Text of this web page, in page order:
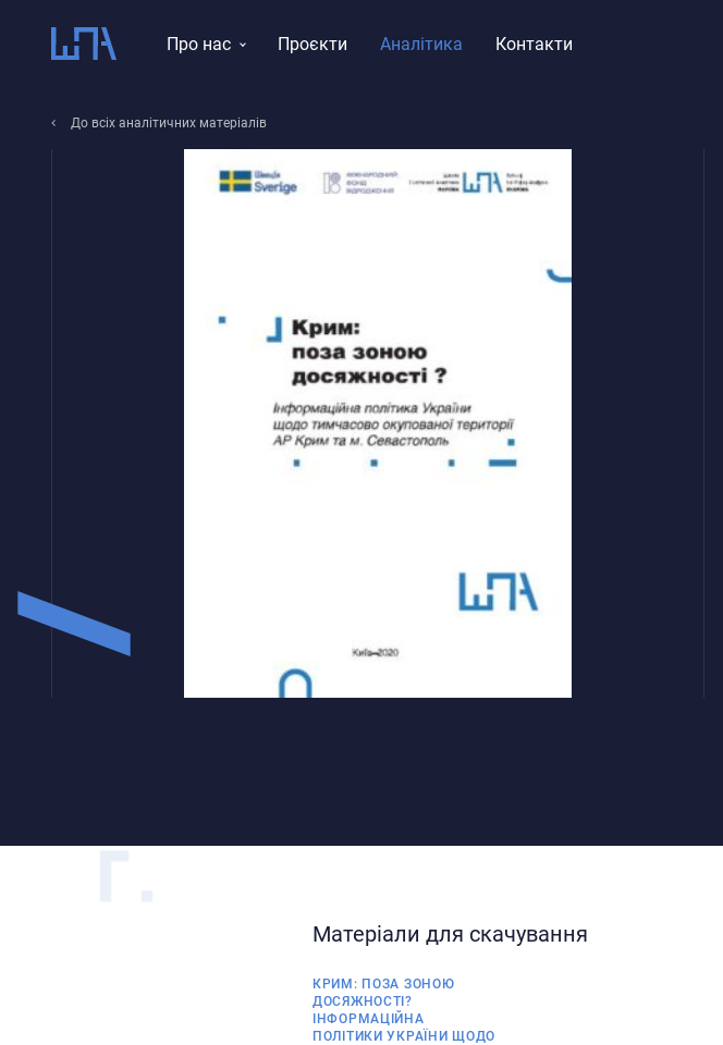
Про нас
Історія
Проєкти Аналітика Контакти
До всіх аналітичних матеріалів
Матеріали для скачування
КРИМ: ПОЗА ЗОНОЮ
ДОСЯЖНОСТІ?
ІНФОРМАЦІЙНА
ПОЛІТИКИ УКРАЇНИ ЩОДО